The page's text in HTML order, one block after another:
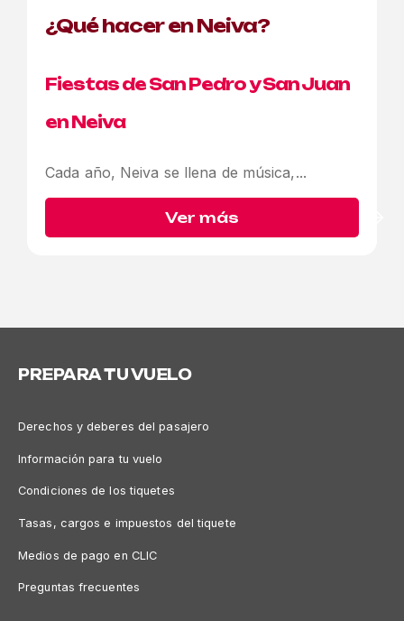
¿Qué hacer en Neiva?
Fiestas de San Pedro y San Juan
en Neiva
Cada año, Neiva se llena de música,...
Ver más
PREPARA TU VUELO
Derechos y deberes del pasajero
Información para tu vuelo
Condiciones de los tiquetes
Tasas, cargos e impuestos del tiquete
Medios de pago en CLIC
Preguntas frecuentes